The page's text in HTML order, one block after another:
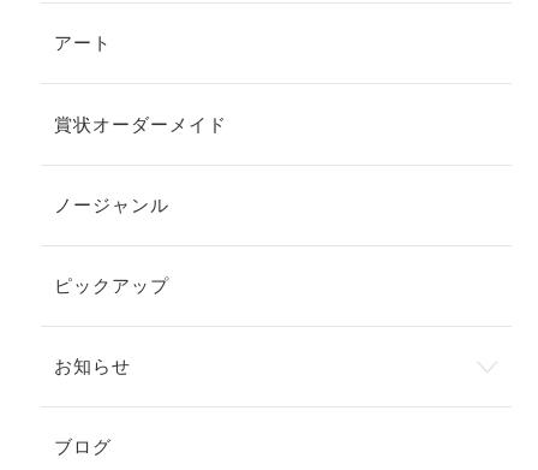
アート
賞状オーダーメイド
ノージャンル
ピックアップ
お知らせ
ブログ